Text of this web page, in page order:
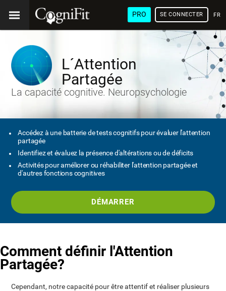
PRO SE CONNECTER
L´Attention
Partagée
La capacité cognitive. Neuropsychologie
Accédez à une batterie de tests cognitifs pour évaluer l'attention
partagée
Identifiez et évaluez la présence d'altérations ou de déficits
Activités pour améliorer ou réhabiliter l'attention partagée et
d'autres fonctions cognitives
DÉMARRER
Comment définir l'Attention
Partagée?
Cependant, notre capacité pour être attentif et réaliser plusieurs